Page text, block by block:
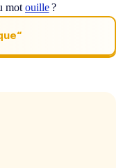
motouille?